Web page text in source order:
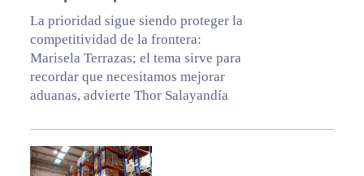
La prioridad sigue siendo proteger la
competitividad de la frontera:
Marisela Terrazas; el tema sirve para
recordar que necesitamos mejorar
aduanas, advierte Thor Salayandía